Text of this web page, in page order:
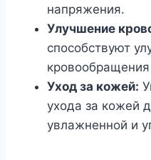
напряжения.
Улучшение
способствуют
Уход за кожей:
ухода за кожей
увлажненной и